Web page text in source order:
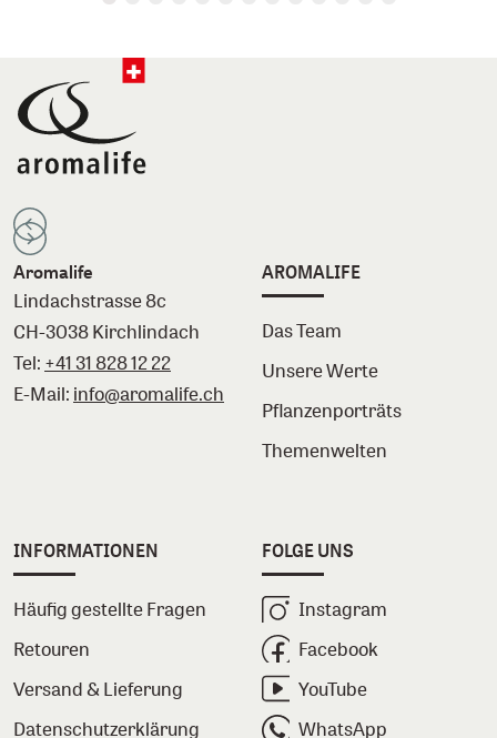
Aromalife
Lindachstrasse 8c
CH-3038 Kirchlindach
Tel: +41 31 828 12 22
E-Mail: info@aromalife.ch
AROMALIFE
Das Team
Unsere Werte
Pflanzenporträts
Themenwelten
INFORMATIONEN
Häufig gestellte Fragen
Retouren
Versand & Lieferung
Datenschutzerklärung
FOLGE UNS
Instagram
Facebook
YouTube
WhatsApp